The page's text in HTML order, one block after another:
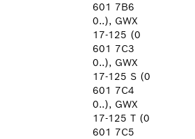
601 7B6
0..), GWX
17-125 (0
601 7C3
0..), GWX
17-125 S (0
601 7C4
0..), GWX
17-125 T (0
601 7C5